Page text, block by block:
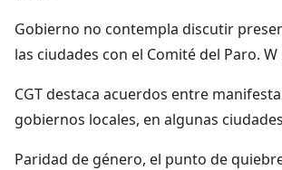
Gobierno no contempla discutir
las ciudades con el Comité del Paro. W
CGT destaca acuerdos entre
gobiernos locales, en algunas
Paridad de género, el punto de